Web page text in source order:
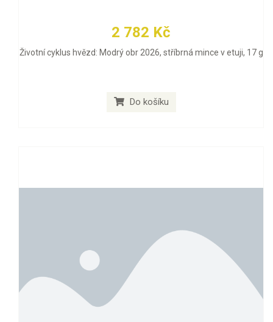
2 782 Kč
Životní cyklus hvězd: Modrý obr 2026, stříbrná mince v etuji, 17 g
Do košíku